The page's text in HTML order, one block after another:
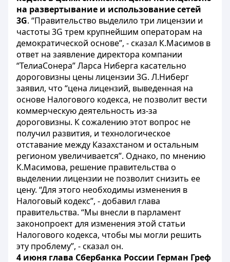
на развертывание и использование сетей
3G. “Правительство выделило три лицензии и
частоты 3G трем крупнейшим операторам на
демократической основе”, - сказал К.Масимов в
ответ на заявление директора компании
“ТелиаСонера” Ларса Ниберга касательно
дороговизны цены лицензии 3G. Л.Ниберг
заявил, что “цена лицензий, выведенная на
основе Налогового кодекса, не позволит вести
коммерческую деятельность из-за
дороговизны. К сожалению этот вопрос не
получил развития, и технологическое
отставание между Казахстаном и остальным
регионом увеличивается”. Однако, по мнению
К.Масимова, решение правительства о
выделении лицензии не позволит снизить ее
цену. “Для этого необходимы изменения в
Налоговый кодекс”, - добавил глава
правительства. “Мы внесли в парламент
законопроект для изменения этой статьи
Налогового кодекса, чтобы мы могли решить
эту проблему”, - сказал он.
4 июня глава Сбербанка России Герман Греф